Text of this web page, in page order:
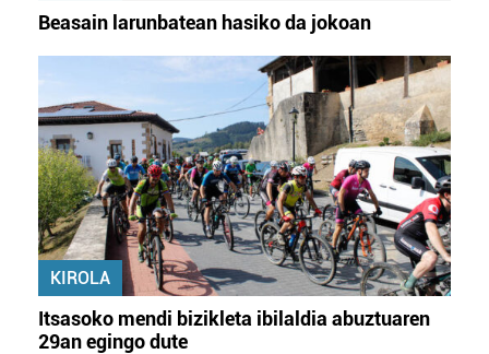
Beasain larunbatean hasiko da jokoan
KIROLA
Itsasoko mendi bizikleta ibilaldia abuztuaren
29an egingo dute